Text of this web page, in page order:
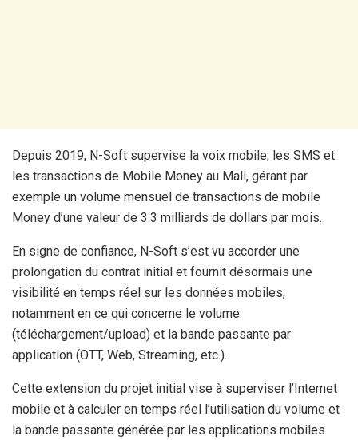
Depuis 2019, N-Soft supervise la voix mobile, les SMS et
les transactions de Mobile Money au Mali, gérant par
exemple un volume mensuel de transactions de mobile
Money d’une valeur de 3.3 milliards de dollars par mois.
En signe de confiance, N-Soft s’est vu accorder une
prolongation du contrat initial et fournit désormais une
visibilité en temps réel sur les données mobiles,
notamment en ce qui concerne le volume
(téléchargement/upload) et la bande passante par
application (OTT, Web, Streaming, etc.).
Cette extension du projet initial vise à superviser l’Internet
mobile et à calculer en temps réel l’utilisation du volume et
la bande passante générée par les applications mobiles